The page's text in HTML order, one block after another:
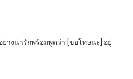
างน่ารัก​พร้อมพูดว่า​ [ขอโทษนะ]​ อยู่